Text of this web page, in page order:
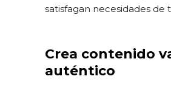
satisfagan necesidades de
Crea contenido
auténtico